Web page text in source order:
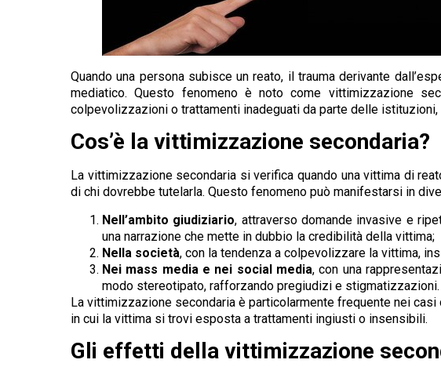
Quando una persona subisce un reato, il trauma derivante
mediatico. Questo fenomeno è noto come vittimizzazione
colpevolizzazioni o trattamenti inadeguati da parte delle
Cos’è la vittimizzazione secondaria?
La vittimizzazione secondaria si verifica quando una vittima di
di chi dovrebbe tutelarla. Questo fenomeno può manifestarsi in
Nell’ambito giudiziario, attraverso domande invasive e
una narrazione che mette in dubbio la credibilità della vittima;
Nella società, con la tendenza a colpevolizzare la vittima,
Nei mass media e nei social media, con una
modo stereotipato, rafforzando pregiudizi e stigmatizzazioni.
La vittimizzazione secondaria è particolarmente frequente nei
in cui la vittima si trovi esposta a trattamenti ingiusti o insensibili.
Gli effetti della vittimizzazione